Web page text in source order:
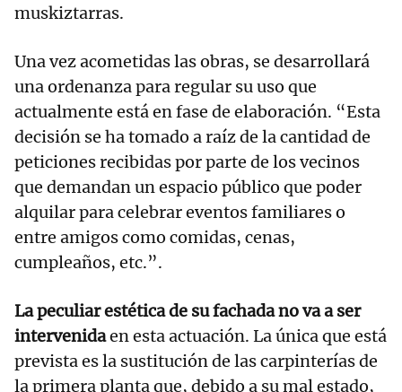
muskiztarras.
Una vez acometidas las obras, se desarrollará
una ordenanza para regular su uso que
actualmente está en fase de elaboración. “Esta
decisión se ha tomado a raíz de la cantidad de
peticiones recibidas por parte de los vecinos
que demandan un espacio público que poder
alquilar para celebrar eventos familiares o
entre amigos como comidas, cenas,
cumpleaños, etc.”.
La peculiar estética de su fachada no va a ser
intervenidaen esta actuación. La única que está
prevista es la sustitución de las carpinterías de
la primera planta que, debido a su mal estado,